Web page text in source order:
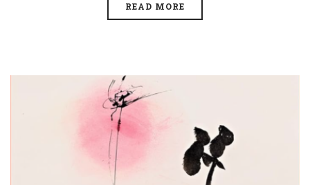
READ MORE